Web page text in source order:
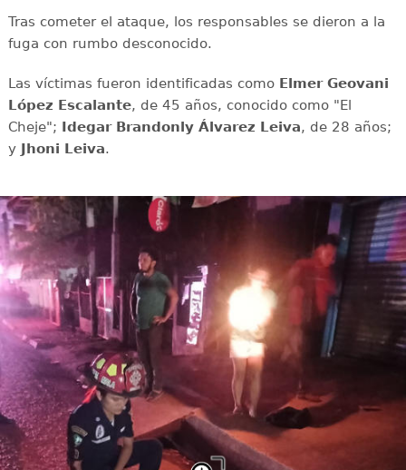
Tras cometer el ataque, los responsables se dieron a la
fuga con rumbo desconocido.
Las víctimas fueron identificadas como Elmer Geovani
López Escalante, de 45 años, conocido como "El
Cheje"; Idegar Brandonly Álvarez Leiva, de 28 años;
y Jhoni Leiva.